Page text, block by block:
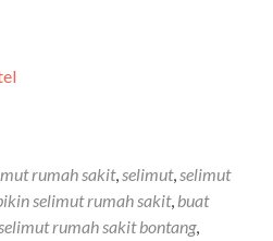
rumah sakit,selimut,selimut
selimut rumah sakit, buat
rumah sakit bontang,